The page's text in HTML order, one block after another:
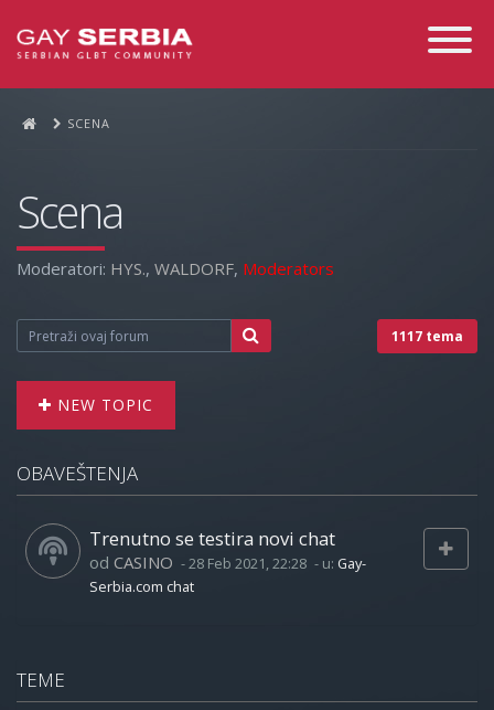
Toggle
SCENA
Scena
Moderatori: HYS., WALDORF, Moderators
1117 tema
NEW TOPIC
OBAVEŠTENJA
Trenutno se testira novi chat
od CASINO -28 Feb 2021, 22:28 - u: Gay-
Serbia.com chat
TEME